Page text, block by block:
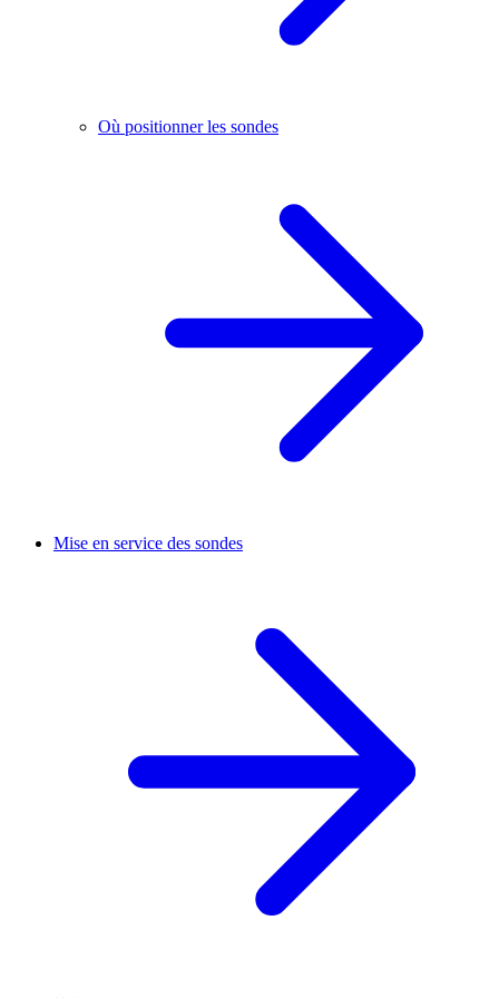
Où positionner les sondes
Mise en service des sondes